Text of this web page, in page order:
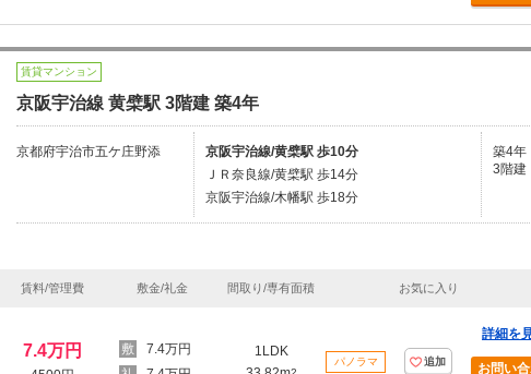
賃貸マンション
京阪宇治線 黄檗駅 3階建 築4年
京都府宇治市五ケ庄野添
京阪宇治線/黄檗駅 歩10分
ＪＲ奈良線/黄檗駅 歩14分
京阪宇治線/木幡駅 歩18分
築4年
3階建
賃料/管理費 敷金/礼金 間取り/専有面積 お気に入り
7.4万円
7.4万円
1LDK
パノラマ 追加
詳細を
お問い